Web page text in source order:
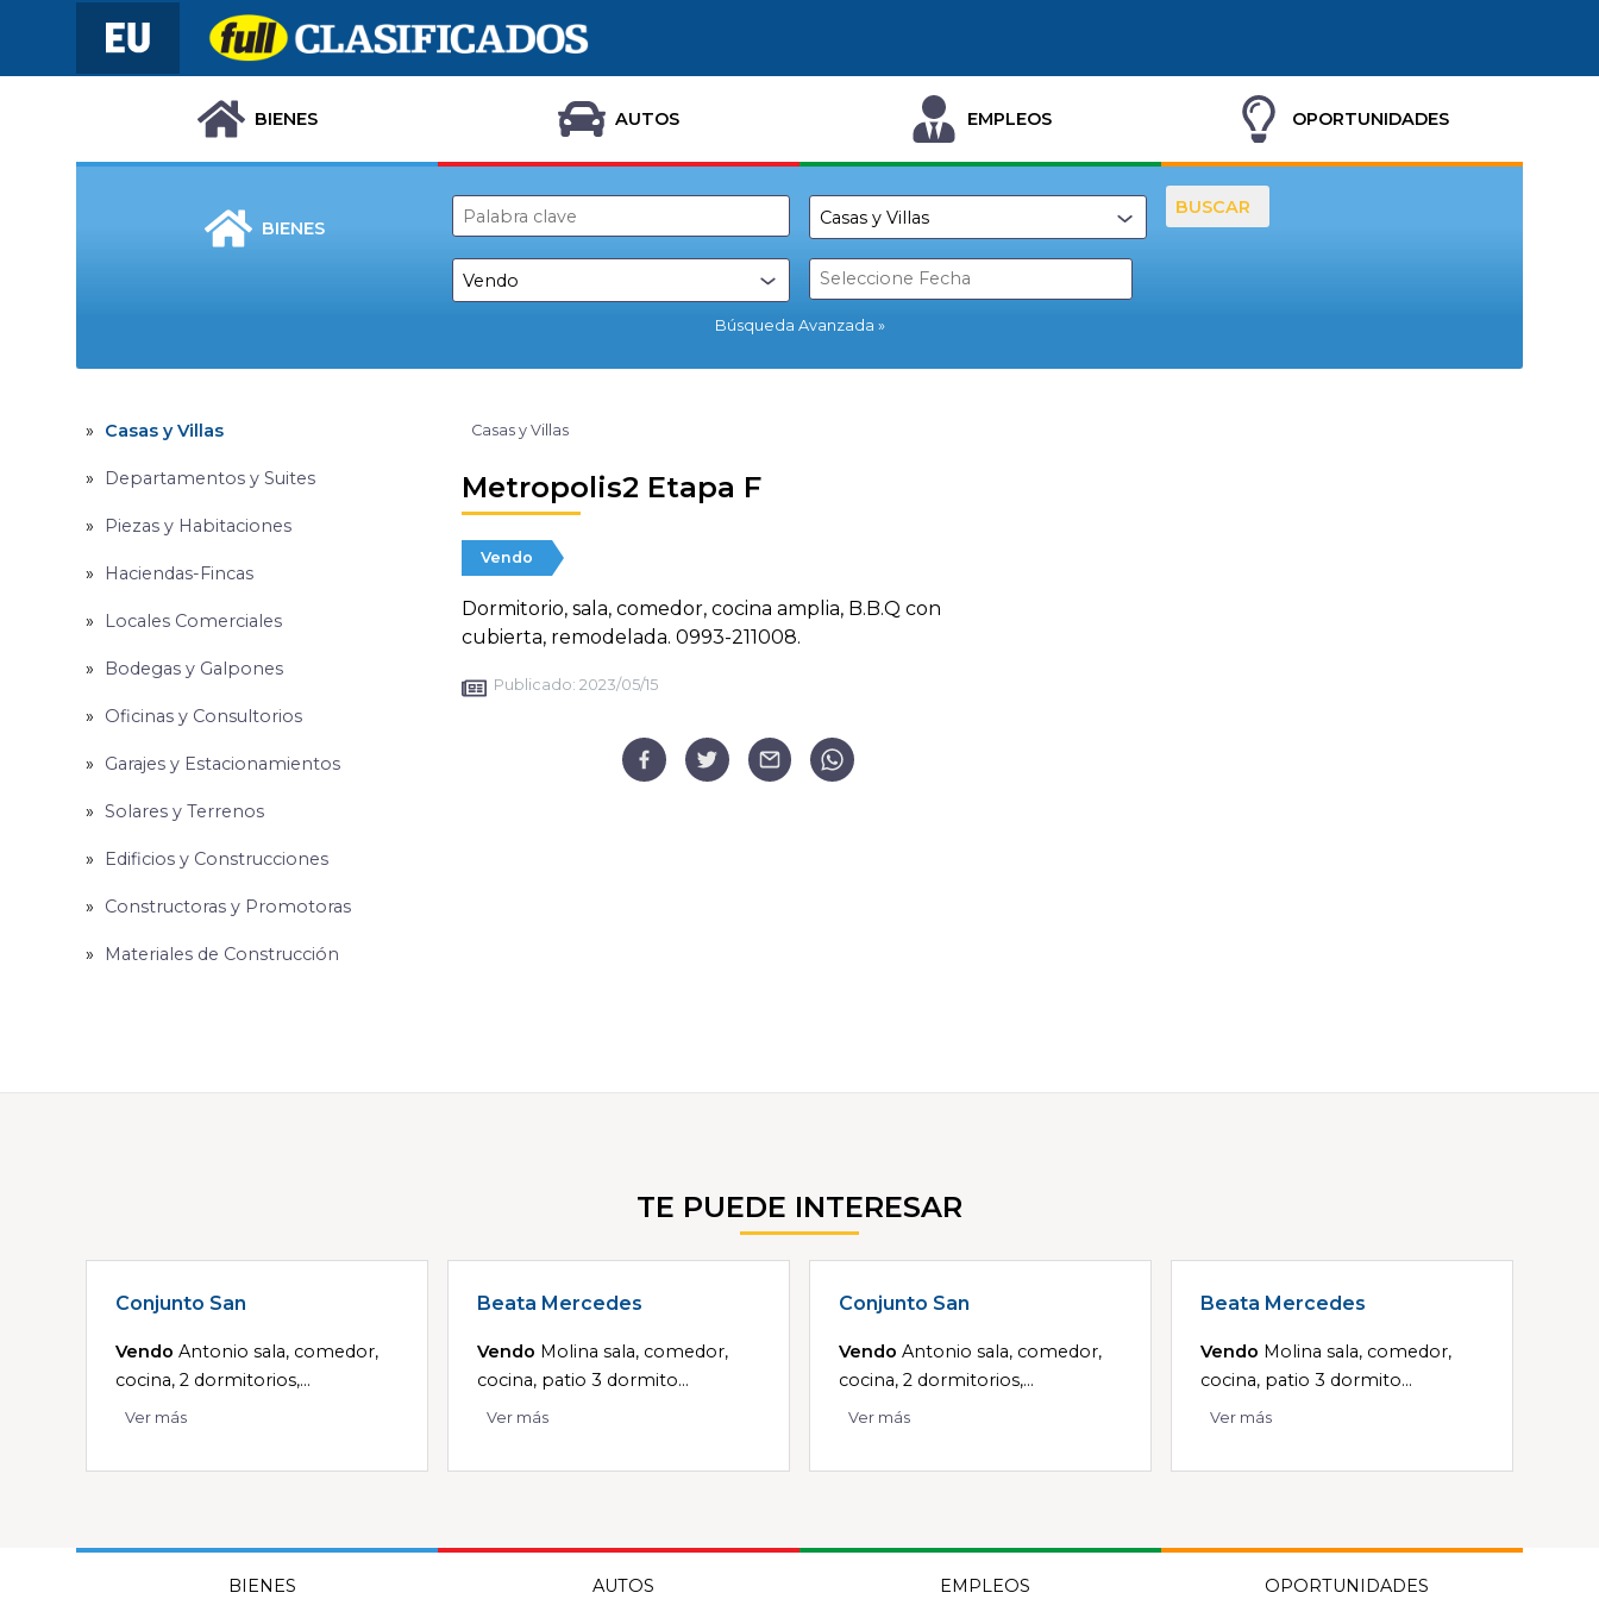
BIENES AUTOS EMPLEOS OPORTUNIDADES
BIENES
Búsqueda Avanzada
BUSCAR
Casas y Villas
Departamentos y Suites
Piezas y Habitaciones
Haciendas-Fincas
Locales Comerciales
Bodegas y Galpones
Oficinas y Consultorios
Garajes y Estacionamientos
Solares y Terrenos
Edificios y Construcciones
Constructoras y Promotoras
Materiales de Construcción
Casas y Villas
Metropolis2 Etapa F
Vendo
Dormitorio, sala, comedor, cocina amplia, B.B.Q con
cubierta, remodelada. 0993-211008.
Publicado: 2023/05/15
TE PUEDE INTERESAR
Conjunto San
Vendo Antonio sala, comedor,
cocina, 2 dormitorios,...
Ver más
Beata Mercedes
Vendo Molina sala, comedor,
cocina, patio 3 dormito...
Ver más
Conjunto San
Vendo Antonio sala, comedor,
cocina, 2 dormitorios,...
Ver más
Beata Mercedes
Vendo Molina sala, comedor,
cocina, patio 3 dormito...
Ver más
BIENES AUTOS EMPLEOS OPORTUNIDADES